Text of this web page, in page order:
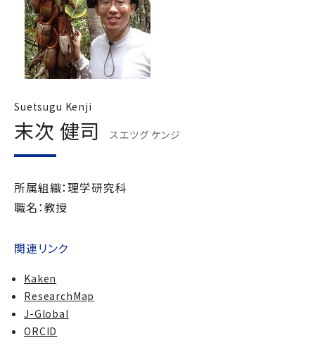
Suetsugu Kenji
末次 健司 スエツグ ケンジ
所属組織：理学研究科
職名：教授
関連リンク
Kaken
ResearchMap
J-Global
ORCID